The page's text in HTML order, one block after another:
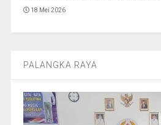
18 Mei 2026
PALANGKA RAYA